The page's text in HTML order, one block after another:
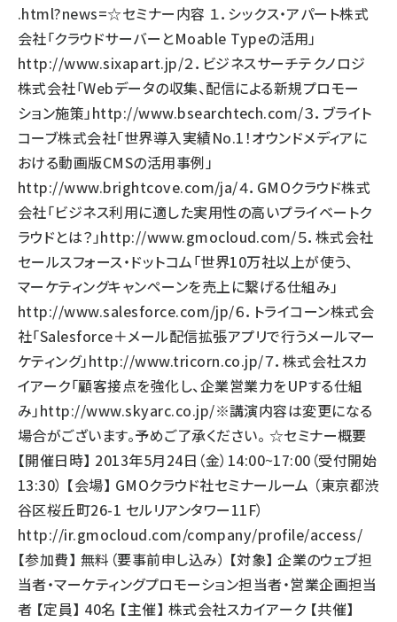
.html?news=☆セミナー内容 １．シックス・アパート株式
会社「クラウドサーバーとMoable Typeの活用」
http://www.sixapart.jp/２．ビジネスサーチテクノロジ
株式会社「Webデータの収集、配信による新規プロモー
ション施策」http://www.bsearchtech.com/３．ブライト
コーブ株式会社「世界導入実績No.1！オウンドメディアに
おける動画版CMSの活用事例」
http://www.brightcove.com/ja/４．GMOクラウド株式
会社「ビジネス利用に適した実用性の高いプライベートク
ラウドとは？」http://www.gmocloud.com/５．株式会社
セールスフォース・ドットコム「世界10万社以上が使う、
マーケティングキャンペーンを売上に繋げる仕組み」
http://www.salesforce.com/jp/６．トライコーン株式会
社「Salesforce＋メール配信拡張アプリで行うメールマー
ケティング」http://www.tricorn.co.jp/７．株式会社スカ
イアーク「顧客接点を強化し、企業営業力をUPする仕組
み」http://www.skyarc.co.jp/※講演内容は変更になる
場合がございます。予めご了承ください。 ☆セミナー概要
【開催日時】 2013年5月24日（金）14:00~17:00（受付開始
13:30） 【会場】 GMOクラウド社セミナールーム （東京都渋
谷区桜丘町26-1 セルリアンタワー11F）
http://ir.gmocloud.com/company/profile/access/
【参加費】 無料（要事前申し込み） 【対象】 企業のウェブ担
当者・マーケティングプロモーション担当者・営業企画担当
者 【定員】 40名 【主催】 株式会社スカイアーク 【共催】